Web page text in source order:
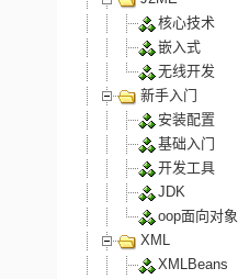
核心技术
嵌入式
无线开发
新手入门
安装配置
基础入门
开发工具
JDK
oop面向对象
XML
XMLBeans